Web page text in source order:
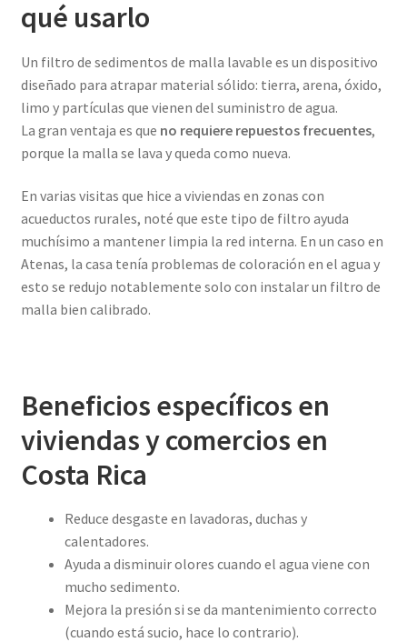
qué usarlo
Un filtro de sedimentos de malla lavable es un dispositivo
diseñado para atrapar material sólido: tierra, arena, óxido,
limo y partículas que vienen del suministro de agua.
La gran ventaja es que no requiere repuestos frecuentes,
porque la malla se lava y queda como nueva.
En varias visitas que hice a viviendas en zonas con
acueductos rurales, noté que este tipo de filtro ayuda
muchísimo a mantener limpia la red interna. En un caso en
Atenas, la casa tenía problemas de coloración en el agua y
esto se redujo notablemente solo con instalar un filtro de
malla bien calibrado.
Beneficios específicos en
viviendas y comercios en
Costa Rica
Reduce desgaste en lavadoras, duchas y
calentadores.
Ayuda a disminuir olores cuando el agua viene con
mucho sedimento.
Mejora la presión si se da mantenimiento correcto
(cuando está sucio, hace lo contrario).